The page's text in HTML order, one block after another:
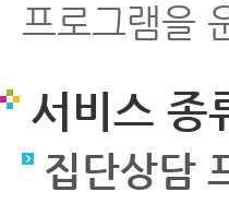
프로그램을
서비스 종
집단상담